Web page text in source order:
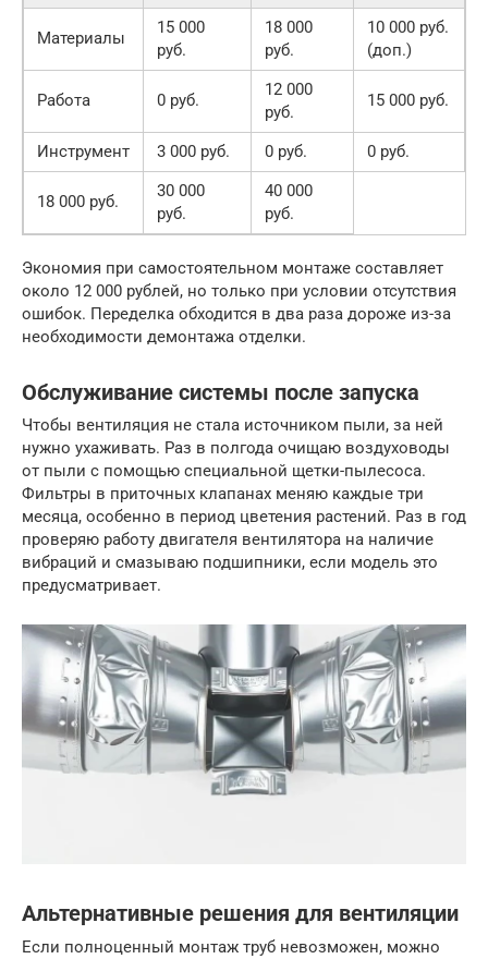
Материалы
15 000
руб.
18 000
руб.
10 000 руб.
(доп.)
Работа 0 руб.
12 000
руб.
15 000 руб.
Инструмент 3 000 руб. 0 руб. 0 руб.
18 000 руб.
30 000
руб.
40 000
руб.
Экономия при самостоятельном монтаже составляет
около 12 000 рублей, но только при условии отсутствия
ошибок. Переделка обходится в два раза дороже из-за
необходимости демонтажа отделки.
Обслуживание системы после запуска
Чтобы вентиляция не стала источником пыли, за ней
нужно ухаживать. Раз в полгода очищаю воздуховоды
от пыли с помощью специальной щетки-пылесоса.
Фильтры в приточных клапанах меняю каждые три
месяца, особенно в период цветения растений. Раз в год
проверяю работу двигателя вентилятора на наличие
вибраций и смазываю подшипники, если модель это
предусматривает.
Альтернативные решения для вентиляции
Если полноценный монтаж труб невозможен, можно